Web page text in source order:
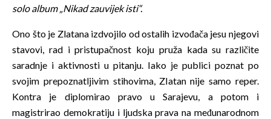
solo album „Nikad zauvijek isti“.
Ono što je Zlatana izdvojilo od ostalih izvođača jesu njegovi
stavovi, rad i pristupačnost koju pruža kada su različite
saradnje i aktivnosti u pitanju. Iako je publici poznat po
svojim prepoznatljivim stihovima, Zlatan nije samo reper.
Kontra je diplomirao pravo u Sarajevu, a potom i
magistrirao demokratiju i ljudska prava na međunarodnom